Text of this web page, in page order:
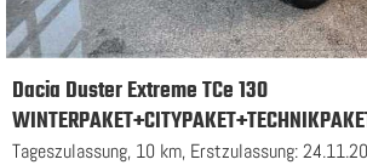
Dacia Duster Extreme TCe 130
Tageszulassung, 10 km, Erstzulassung: